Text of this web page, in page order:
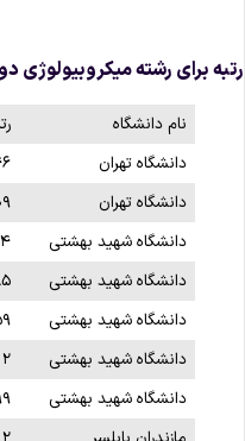
برای رشته میکروبیولوژی
نام دانشگاه
دانشگاه تهران
دانشگاه تهران
دانشگاه شهید بهشتی
دانشگاه شهید بهشتی
دانشگاه شهید بهشتی
دانشگاه شهید بهشتی
دانشگاه شهید بهشتی